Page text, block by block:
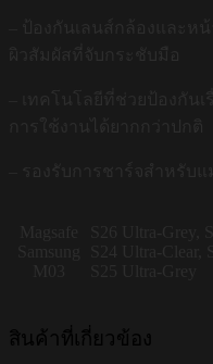
สินค้าที่เกี่ยวข้อง